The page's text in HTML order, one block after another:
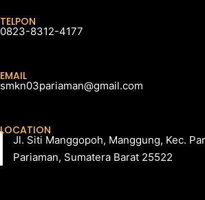
TELPON
0823-8312-4177
EMAIL
smkn03pariaman@gmail.com
LOCATION
Jl. Siti Manggopoh, Manggung, Kec.
Pariaman, Sumatera Barat 25522